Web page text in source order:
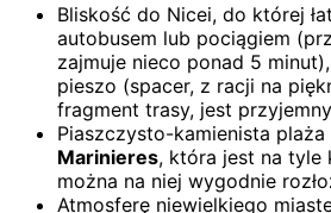
Bliskość do Nicei, do której
autobusem lub pociągiem
zajmuje nieco ponad 5
pieszo (spacer, z racji na
fragment trasy, jest
Piaszczysto-kamienista plaża
Marinieres, która jest na tyle
można na niej wygodnie
Atmosferę niewielkiego